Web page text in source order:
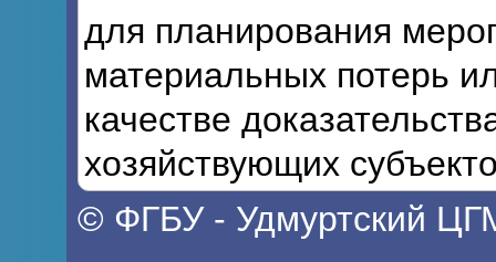
для планирования
материальных потерь
качестве
хозяйствующих
© ФГБУ - Удмуртский